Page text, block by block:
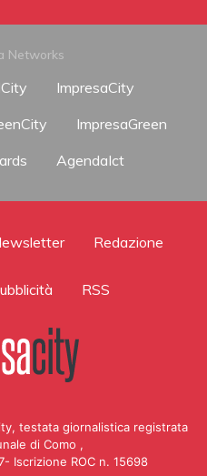
Networks
ImpresaCity
ImpresaGreen
AgendaIct
Redazione
RSS
testata giornalistica registrata
di Como ,
Iscrizione ROC n. 15698